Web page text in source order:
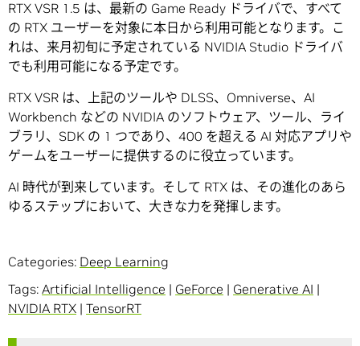
RTX VSR 1.5 は、最新の Game Ready ドライバで、すべて
の RTX ユーザーを対象に本日から利用可能となります。こ
れは、来月初旬に予定されている NVIDIA Studio ドライバ
でも利用可能になる予定です。
RTX VSR は、上記のツールや DLSS、Omniverse、AI
Workbench などの NVIDIA のソフトウェア、ツール、ライ
ブラリ、SDK の 1 つであり、400 を超える AI 対応アプリや
ゲームをユーザーに提供するのに役立っています。
AI 時代が到来しています。そして RTX は、その進化のあら
ゆるステップにおいて、大きな力を発揮します。
Categories: Deep Learning
Tags: Artificial Intelligence | GeForce | Generative AI |
NVIDIA RTX | TensorRT